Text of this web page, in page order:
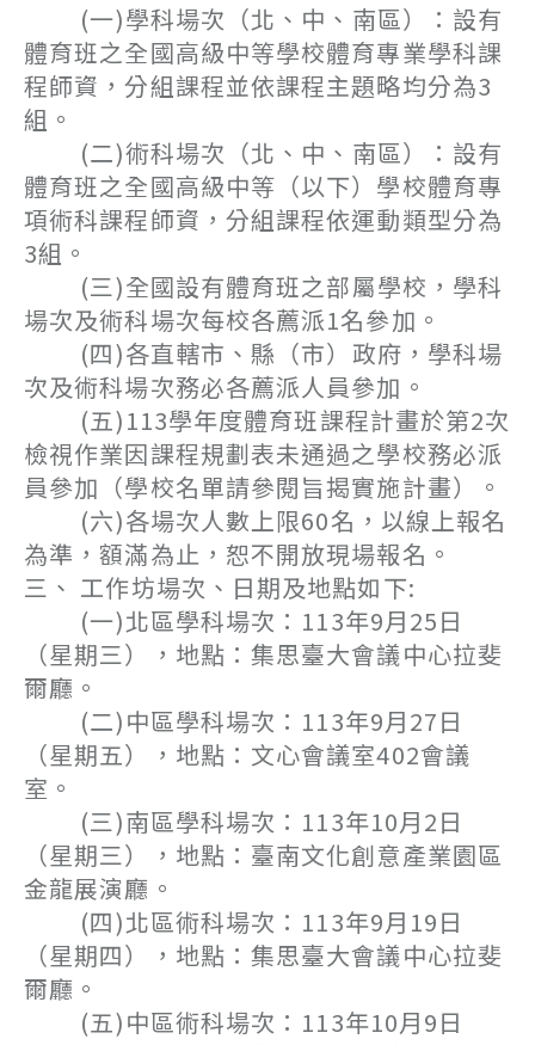
(一)學科場次（北、中、南區）：設有
體育班之全國高級中等學校體育專業學科課
程師資，分組課程並依課程主題略均分為3
組。
(二)術科場次（北、中、南區）：設有
體育班之全國高級中等（以下）學校體育專
項術科課程師資，分組課程依運動類型分為
3組。
(三)全國設有體育班之部屬學校，學科
場次及術科場次每校各薦派1名參加。
(四)各直轄市、縣（市）政府，學科場
次及術科場次務必各薦派人員參加。
(五)113學年度體育班課程計畫於第2次
檢視作業因課程規劃表未通過之學校務必派
員參加（學校名單請參閱旨揭實施計畫）。
(六)各場次人數上限60名，以線上報名
為準，額滿為止，恕不開放現場報名。
三、 工作坊場次、日期及地點如下:
(一)北區學科場次：113年9月25日
（星期三），地點：集思臺大會議中心拉斐
爾廳。
(二)中區學科場次：113年9月27日
（星期五），地點：文心會議室402會議
室。
(三)南區學科場次：113年10月2日
（星期三），地點：臺南文化創意產業園區
金龍展演廳。
(四)北區術科場次：113年9月19日
（星期四），地點：集思臺大會議中心拉斐
爾廳。
(五)中區術科場次：113年10月9日